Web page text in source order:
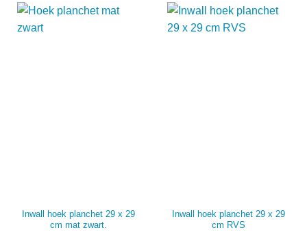
Inwall hoek planchet 29 x 29
cm mat zwart.
Inwall hoek planchet 29 x 29
cm RVS